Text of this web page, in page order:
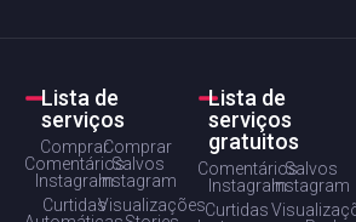
Lista de
serviços
Comprar
Comentários
Instagram
Comprar
Salvos
Instagram
CurtidasVisualizações
Lista de
serviços
gratuitos
Comentários
Instagram
Salvos
Instagram
Curtidas